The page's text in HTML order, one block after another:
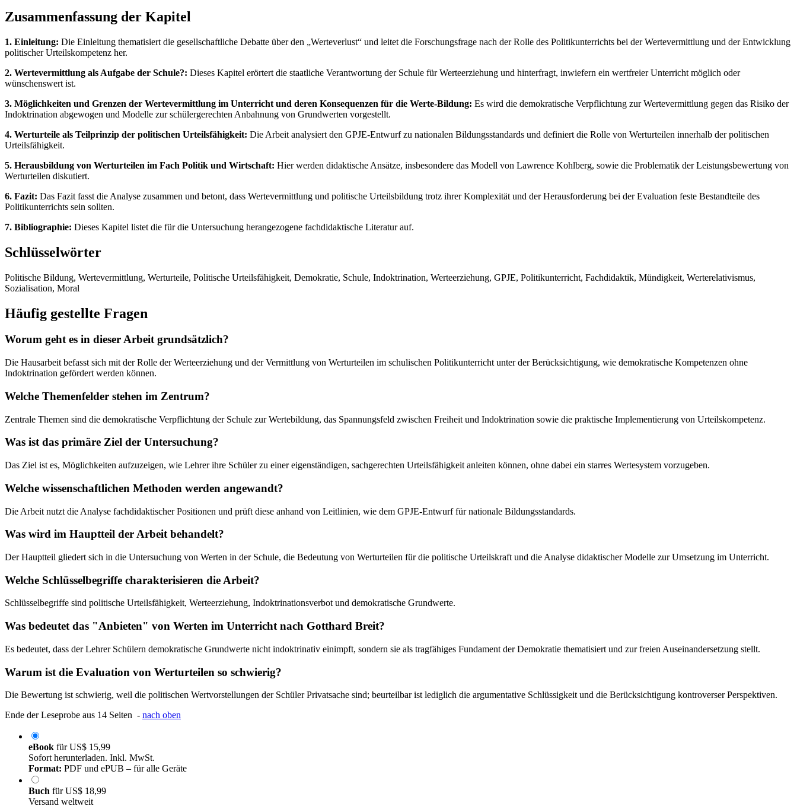
Zusammenfassung der Kapitel
1. Einleitung: Die Einleitung thematisiert die gesellschaftliche Debatte über den „Werteverlust“ und leitet die Forschungsfrage nach der Rolle des Politikunterrichts bei der Wertevermittlung und der Entwicklung
politischer Urteilskompetenz her.
2. Wertevermittlung als Aufgabe der Schule?: Dieses Kapitel erörtert die staatliche Verantwortung der Schule für Werteerziehung und hinterfragt, inwiefern ein wertfreier Unterricht möglich oder
wünschenswert ist.
3. Möglichkeiten und Grenzen der Wertevermittlung im Unterricht und deren Konsequenzen für die Werte-Bildung: Es wird die demokratische Verpflichtung zur Wertevermittlung gegen das Risiko der
Indoktrination abgewogen und Modelle zur schülergerechten Anbahnung von Grundwerten vorgestellt.
4. Werturteile als Teilprinzip der politischen Urteilsfähigkeit: Die Arbeit analysiert den GPJE-Entwurf zu nationalen Bildungsstandards und definiert die Rolle von Werturteilen innerhalb der politischen
Urteilsfähigkeit.
5. Herausbildung von Werturteilen im Fach Politik und Wirtschaft: Hier werden didaktische Ansätze, insbesondere das Modell von Lawrence Kohlberg, sowie die Problematik der Leistungsbewertung von
Werturteilen diskutiert.
6. Fazit: Das Fazit fasst die Analyse zusammen und betont, dass Wertevermittlung und politische Urteilsbildung trotz ihrer Komplexität und der Herausforderung bei der Evaluation feste Bestandteile des
Politikunterrichts sein sollten.
7. Bibliographie: Dieses Kapitel listet die für die Untersuchung herangezogene fachdidaktische Literatur auf.
Schlüsselwörter
Politische Bildung, Wertevermittlung, Werturteile, Politische Urteilsfähigkeit, Demokratie, Schule, Indoktrination, Werteerziehung, GPJE, Politikunterricht, Fachdidaktik, Mündigkeit, Werterelativismus,
Sozialisation, Moral
Häufig gestellte Fragen
Worum geht es in dieser Arbeit grundsätzlich?
Die Hausarbeit befasst sich mit der Rolle der Werteerziehung und der Vermittlung von Werturteilen im schulischen Politikunterricht unter der Berücksichtigung, wie demokratische Kompetenzen ohne
Indoktrination gefördert werden können.
Welche Themenfelder stehen im Zentrum?
Zentrale Themen sind die demokratische Verpflichtung der Schule zur Wertebildung, das Spannungsfeld zwischen Freiheit und Indoktrination sowie die praktische Implementierung von Urteilskompetenz.
Was ist das primäre Ziel der Untersuchung?
Das Ziel ist es, Möglichkeiten aufzuzeigen, wie Lehrer ihre Schüler zu einer eigenständigen, sachgerechten Urteilsfähigkeit anleiten können, ohne dabei ein starres Wertesystem vorzugeben.
Welche wissenschaftlichen Methoden werden angewandt?
Die Arbeit nutzt die Analyse fachdidaktischer Positionen und prüft diese anhand von Leitlinien, wie dem GPJE-Entwurf für nationale Bildungsstandards.
Was wird im Hauptteil der Arbeit behandelt?
Der Hauptteil gliedert sich in die Untersuchung von Werten in der Schule, die Bedeutung von Werturteilen für die politische Urteilskraft und die Analyse didaktischer Modelle zur Umsetzung im Unterricht.
Welche Schlüsselbegriffe charakterisieren die Arbeit?
Schlüsselbegriffe sind politische Urteilsfähigkeit, Werteerziehung, Indoktrinationsverbot und demokratische Grundwerte.
Was bedeutet das "Anbieten" von Werten im Unterricht nach Gotthard Breit?
Es bedeutet, dass der Lehrer Schülern demokratische Grundwerte nicht indoktrinativ einimpft, sondern sie als tragfähiges Fundament der Demokratie thematisiert und zur freien Auseinandersetzung stellt.
Warum ist die Evaluation von Werturteilen so schwierig?
Die Bewertung ist schwierig, weil die politischen Wertvorstellungen der Schüler Privatsache sind; beurteilbar ist lediglich die argumentative Schlüssigkeit und die Berücksichtigung kontroverser Perspektiven.
Ende der Leseprobe aus 14 Seiten - nach oben
eBook fürUS$ 15,99
Sofort herunterladen. Inkl. MwSt.
Format: PDF und ePUB – für alle Geräte
Buch fürUS$ 18,99
Versand weltweit